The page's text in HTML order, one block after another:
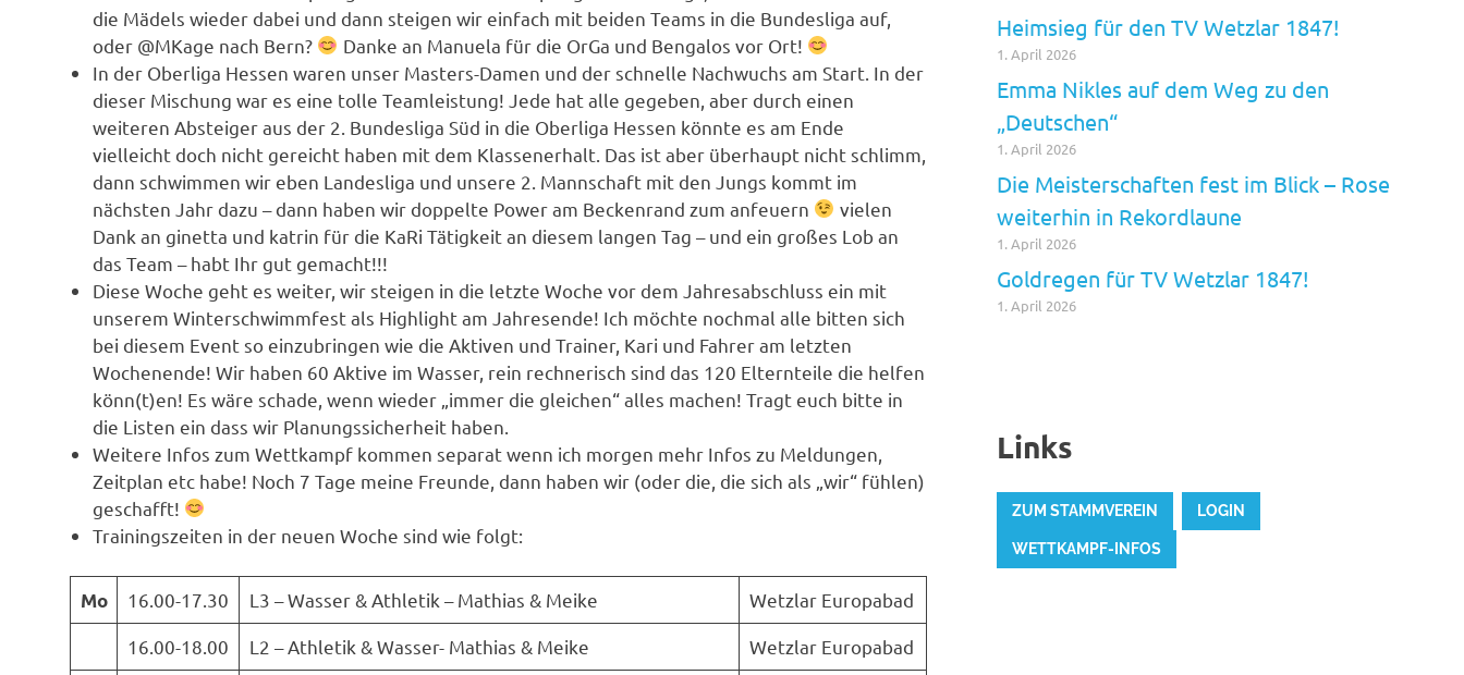
die Mädels wieder dabei und dann steigen wir einfach mit beiden Teams in die Bundesliga auf,
oder @MKage nach Bern?
Danke an Manuela für die OrGa und Bengalos vor Ort!
In der Oberliga Hessen waren unser Masters-Damen und der schnelle Nachwuchs am Start. In der
dieser Mischung war es eine tolle Teamleistung! Jede hat alle gegeben, aber durch einen
weiteren Absteiger aus der 2. Bundesliga Süd in die Oberliga Hessen könnte es am Ende
vielleicht doch nicht gereicht haben mit dem Klassenerhalt. Das ist aber überhaupt nicht schlimm,
dann schwimmen wir eben Landesliga und unsere 2. Mannschaft mit den Jungs kommt im
nächsten Jahr dazu – dann haben wir doppelte Power am Beckenrand zum anfeuern
vielen
Dank an ginetta und katrin für die KaRi Tätigkeit an diesem langen Tag – und ein großes Lob an
das Team – habt Ihr gut gemacht!!!
Diese Woche geht es weiter, wir steigen in die letzte Woche vor dem Jahresabschluss ein mit
unserem Winterschwimmfest als Highlight am Jahresende! Ich möchte nochmal alle bitten sich
bei diesem Event so einzubringen wie die Aktiven und Trainer, Kari und Fahrer am letzten
Wochenende! Wir haben 60 Aktive im Wasser, rein rechnerisch sind das 120 Elternteile die helfen
könn(t)en! Es wäre schade, wenn wieder „immer die gleichen“ alles machen! Tragt euch bitte in
die Listen ein dass wir Planungssicherheit haben.
Weitere Infos zum Wettkampf kommen separat wenn ich morgen mehr Infos zu Meldungen,
Zeitplan etc habe! Noch 7 Tage meine Freunde, dann haben wir (oder die, die sich als „wir“ fühlen)
geschafft!
Trainingszeiten in der neuen Woche sind wie folgt:
Mo 16.00-17.30 L3 – Wasser & Athletik – Mathias & Meike Wetzlar Europabad
16.00-18.00 L2 – Athletik & Wasser- Mathias & Meike Wetzlar Europabad
Heimsieg für den TV Wetzlar 1847!
1. April 2026
Emma Nikles auf dem Weg zu den
„Deutschen“
1. April 2026
Die Meisterschaften fest im Blick – Rose
weiterhin in Rekordlaune
1. April 2026
Goldregen für TV Wetzlar 1847!
1. April 2026
Links
ZUM STAMMVEREIN LOGIN
WETTKAMPF-INFOS